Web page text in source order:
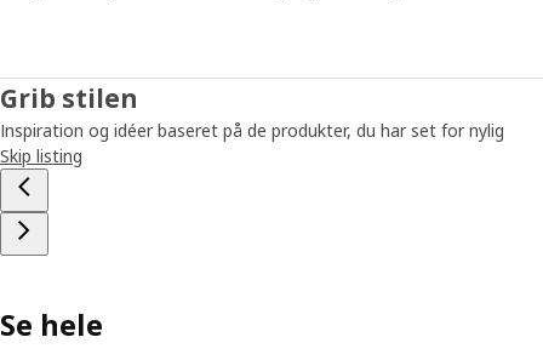
Grib stilen
Inspiration og idéer baseret på de produkter, du har set for nylig
Skip listing
Se hele